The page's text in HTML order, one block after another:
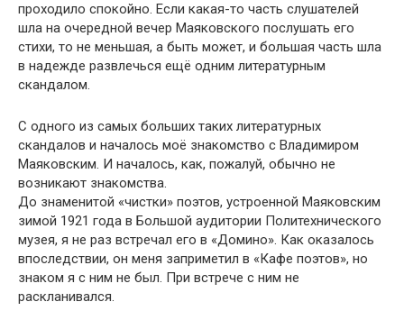
проходило спокойно. Если какая-то часть слушателей
шла на очередной вечер Маяковского послушать его
стихи, то не меньшая, а быть может, и большая часть шла
в надежде развлечься ещё одним литературным
скандалом.
С одного из самых больших таких литературных
скандалов и началось моё знакомство с Владимиром
Маяковским. И началось, как, пожалуй, обычно не
возникают знакомства.
До знаменитой «чистки» поэтов, устроенной Маяковским
зимой 1921 года в Большой аудитории Политехнического
музея, я не раз встречал его в «Домино». Как оказалось
впоследствии, он меня заприметил в «Кафе поэтов», но
знаком я с ним не был. При встрече с ним не
раскланивался.